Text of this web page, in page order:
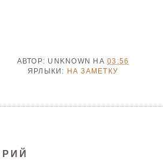
АВТОР: UNKNOWN НА03:56
ЯРЛЫКИ: НА ЗАМЕТКУ